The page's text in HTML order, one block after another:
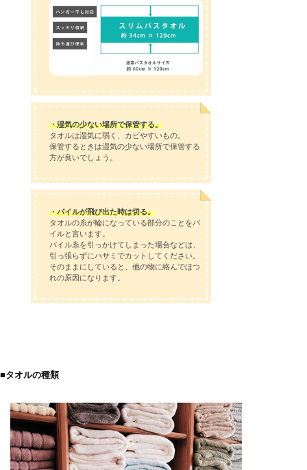
・湿気の少ない場所で保管する。
タオルは湿気に弱く、カビやすいもの。
保管するときは湿気の少ない場所で保管する
方が良いでしょう。
・パイルが飛び出た時は切る。
タオルの糸が輪になっている部分のことをパ
イルと言います。
パイル糸を引っかけてしまった場合などは、
引っ張らずにハサミでカットしてください。
そのままにしていると、他の物に絡んでほつ
れの原因になります。
■タオルの種類